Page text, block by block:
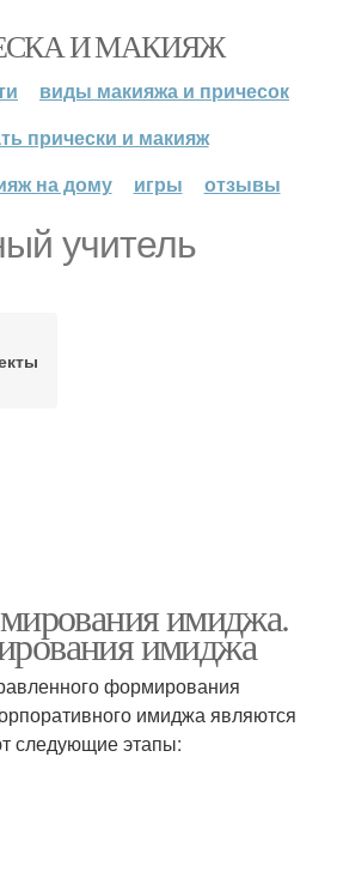
И МАКИЯЖ
виды макияжа и причесок
прически и макияж
на дому
игры отзывы
учитель
имиджа.
имиджа
формирования
имиджа являются
следующие этапы: